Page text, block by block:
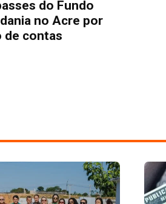
do Fundo
no Acre por
de contas